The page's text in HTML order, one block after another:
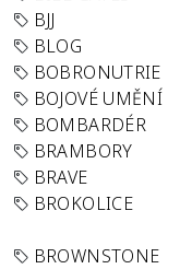
BJJ
BLOG
BOBRONUTRIE
BOJOVÉ UMĚNÍ
BOMBARDÉR
BRAMBORY
BRAVE
BROKOLICE
BROWNSTONE